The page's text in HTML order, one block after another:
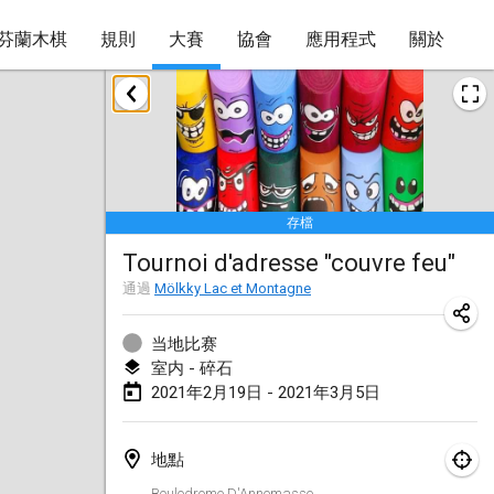
蘭木棋 規則 大賽 協會 應用程式 關於
存檔
Tournoi d'adresse "couvre feu"
通過 Mölkky Lac et Montagne
当地比赛
室内 - 碎石
2021年2月19日 - 2021年3月5日
地點
2021年2月
SM HalliMölkky - Finnish Championship
2021年2月13日 芬蘭
Tournoi d'adresse "couvre feu"
2021年2月19日|法國
Australian Finska Championship
2021年2月20日
2021年3月
Grand Prix de la Sarthe
2021年3月6日